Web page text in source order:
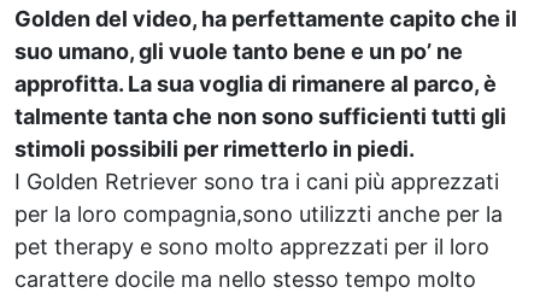
Golden del video, ha perfettamente capito che il
suo umano, gli vuole tanto bene e un po’ ne
approfitta. La sua voglia di rimanere al parco, è
talmente tanta che non sono sufficienti tutti gli
stimoli possibili per rimetterlo in piedi.
I Golden Retriever sono tra i cani più apprezzati
per la loro compagnia,sono utilizzti anche per la
pet therapy e sono molto apprezzati per il loro
carattere docile ma nello stesso tempo molto